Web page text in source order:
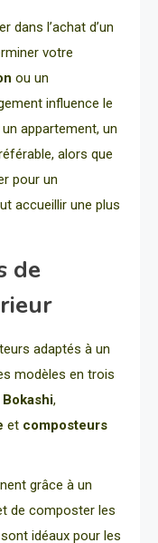
dans l’achat d’un
votre
ou un
influence le
appartement, un
alors que
pour un
accueillir une plus
de
adaptés à un
modèles en trois
,
et composteurs
grâce à un
de composter les
idéaux pour les